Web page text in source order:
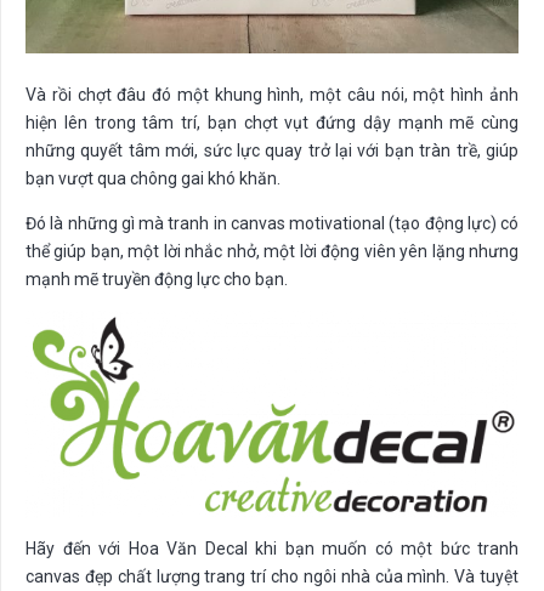
Và rồi chợt đâu đó một khung hình, một câu nói, một hình ảnh
hiện lên trong tâm trí, bạn chợt vụt đứng dậy mạnh mẽ cùng
những quyết tâm mới, sức lực quay trở lại với bạn tràn trề, giúp
bạn vượt qua chông gai khó khăn.
Đó là những gì mà tranh in canvas motivational (tạo động lực) có
thể giúp bạn, một lời nhắc nhở, một lời động viên yên lặng nhưng
mạnh mẽ truyền động lực cho bạn.
Hãy đến với Hoa Văn Decal khi bạn muốn có một bức tranh
canvas đẹp chất lượng trang trí cho ngôi nhà của mình. Và tuyệt